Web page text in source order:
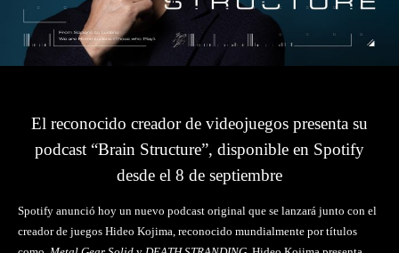
El reconocido creador de videojuegos presenta su
podcast “Brain Structure”, disponible en Spotify
desde el 8 de septiembre
Spotify anunció hoy un nuevo podcast original que se lanzará junto con el
creador de juegos Hideo Kojima, reconocido mundialmente por títulos